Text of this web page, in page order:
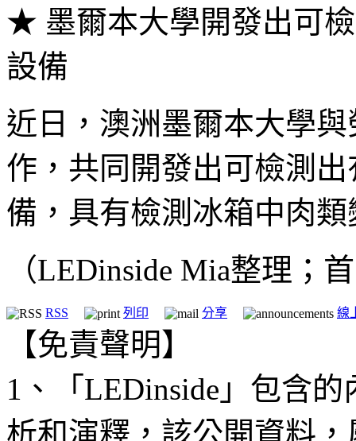
★ 墨爾本大學開發出可
設備
近日，澳洲墨爾本大學
作，共同開發出可檢測
備，具有檢測冰箱中肉
（LEDinside Mia整理；
RSS 列印 分享 線
【免責聲明】
1、「LEDinside」包含
析和演釋，該公開資料